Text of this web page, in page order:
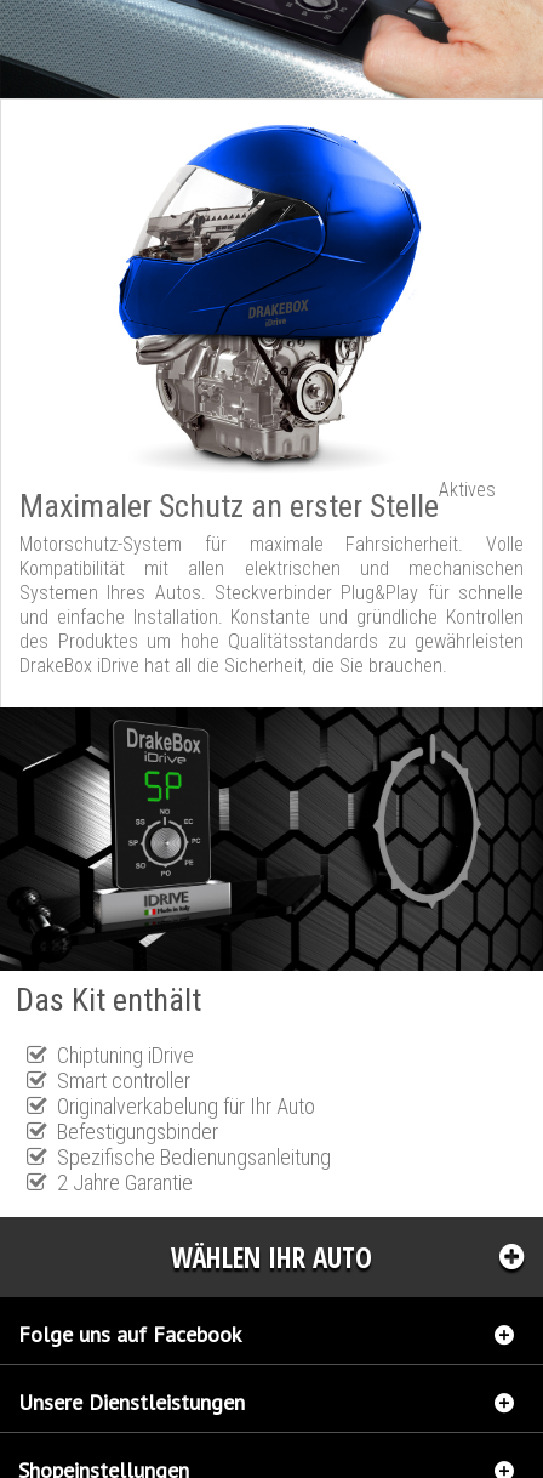
Maximaler Schutz an erster StelleAktives
Motorschutz-System für maximale Fahrsicherheit. Volle
Kompatibilität mit allen elektrischen und mechanischen
Systemen Ihres Autos. Steckverbinder Plug&Play für schnelle
und einfache Installation. Konstante und gründliche Kontrollen
des Produktes um hohe Qualitätsstandards zu gewährleisten
DrakeBox iDrive hat all die Sicherheit, die Sie brauchen.
Das Kit enthält
Chiptuning iDrive
Smart controller
Originalverkabelung für Ihr Auto
Befestigungsbinder
Spezifische Bedienungsanleitung
2 Jahre Garantie
WÄHLEN IHR AUTO
Folge uns auf Facebook
Unsere Dienstleistungen
Shopeinstellungen